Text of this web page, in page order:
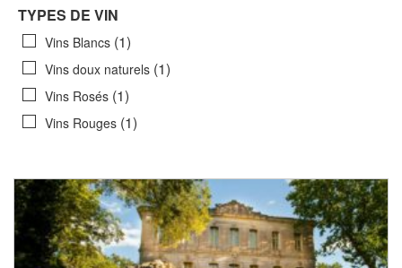
TYPES DE VIN
Vins Blancs (1)
Vins doux naturels (1)
Vins Rosés (1)
Vins Rouges (1)